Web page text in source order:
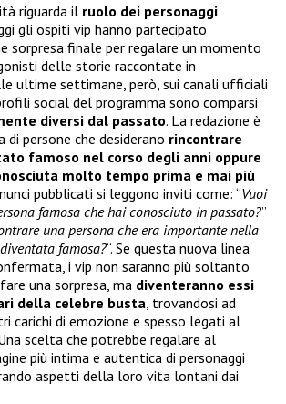
riguarda il ruolo dei personaggi
gli ospiti vip hanno partecipato
finale per regalare un momento
delle storie raccontate in
ultime settimane, però, sui canali ufficiali
social del programma sono comparsi
diversi dal passato. La redazione è
persone che desiderano rincontrare
famoso nel corso degli anni oppure
molto tempo prima e mai più
pubblicati si leggono inviti come: “Vuoi
famosa che hai conosciuto in passato?”
una persona che era importante nella
famosa?“. Se questa nuova linea
i vip non saranno più soltanto
una sorpresa, ma diventeranno essi
della celebre busta , trovandosi ad
carichi di emozione e spesso legati al
scelta che potrebbe regalare al
più intima e autentica di personaggi
aspetti della loro vita lontani dai